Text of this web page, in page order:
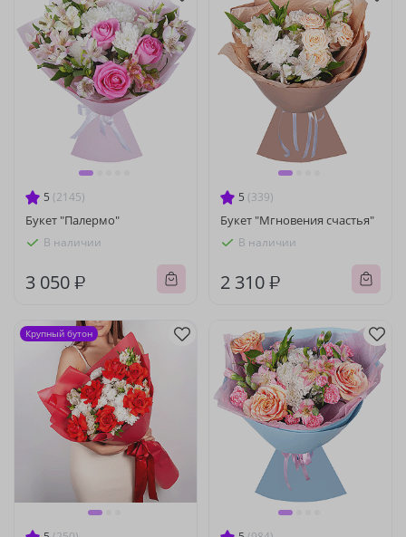
5 (2145)
Букет "Палермо"
В наличии
3 050 ₽
5 (339)
Букет "Мгновения счастья"
В наличии
2 310 ₽
Крупный бутон